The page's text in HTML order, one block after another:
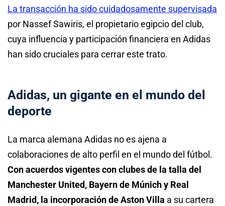
La transacción ha sido cuidadosamente supervisada
por Nassef Sawiris, el propietario egipcio del club,
cuya influencia y participación financiera en Adidas
han sido cruciales para cerrar este trato.
Adidas, un gigante en el mundo del
deporte
La marca alemana Adidas no es ajena a
colaboraciones de alto perfil en el mundo del fútbol.
Con acuerdos vigentes con clubes de la talla del
Manchester United, Bayern de Múnich y Real
Madrid, la incorporación de Aston Villa a su cartera